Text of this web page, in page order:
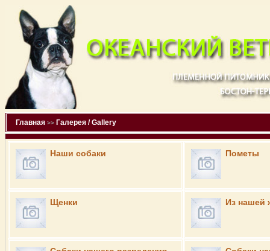
Главная >> Галерея / Gallery
Наши собаки Пометы
Щенки Из нашей